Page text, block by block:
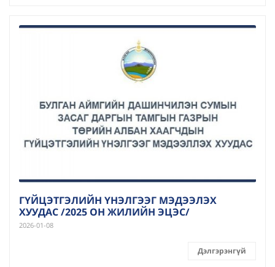
ГҮЙЦЭТГЭЛИЙН ҮНЭЛГЭЭГ МЭДЭЭЛЭХ
ХУУДАС /2025 ОН ЖИЛИЙН ЭЦЭС/
2026-01-08
Дэлгэрэнгүй